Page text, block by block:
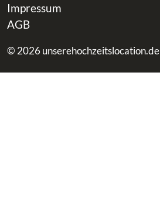
Impressum
AGB
© 2026 unserehochzeitslocation.de